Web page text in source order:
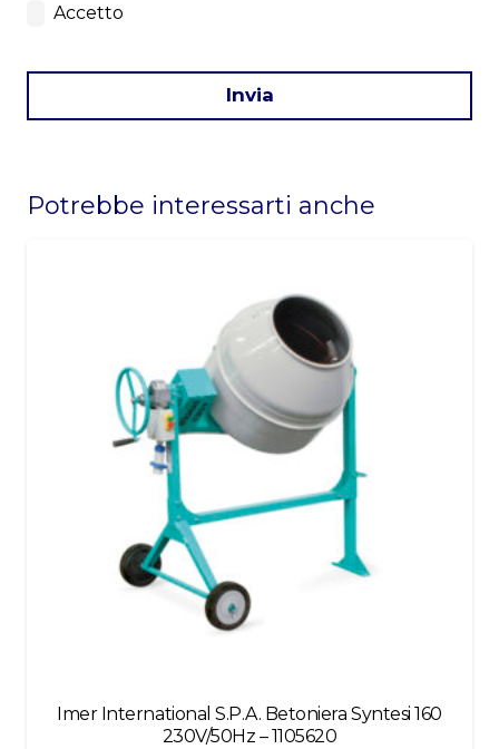
Accetto
Invia
should
Potrebbe interessarti anche
Imer International S.P.A. Betoniera Syntesi 160
230V/50Hz – 1105620